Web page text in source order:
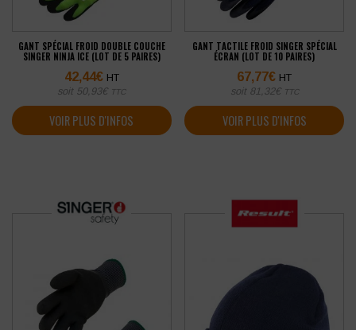
GANT SPÉCIAL FROID DOUBLE COUCHE
SINGER NINJA ICE (LOT DE 5 PAIRES)
42,44€ HT
soit 50,93€ TTC
VOIR PLUS D'INFOS
GANT TACTILE FROID SINGER SPÉCIAL
ÉCRAN (LOT DE 10 PAIRES)
67,77€ HT
soit 81,32€ TTC
VOIR PLUS D'INFOS